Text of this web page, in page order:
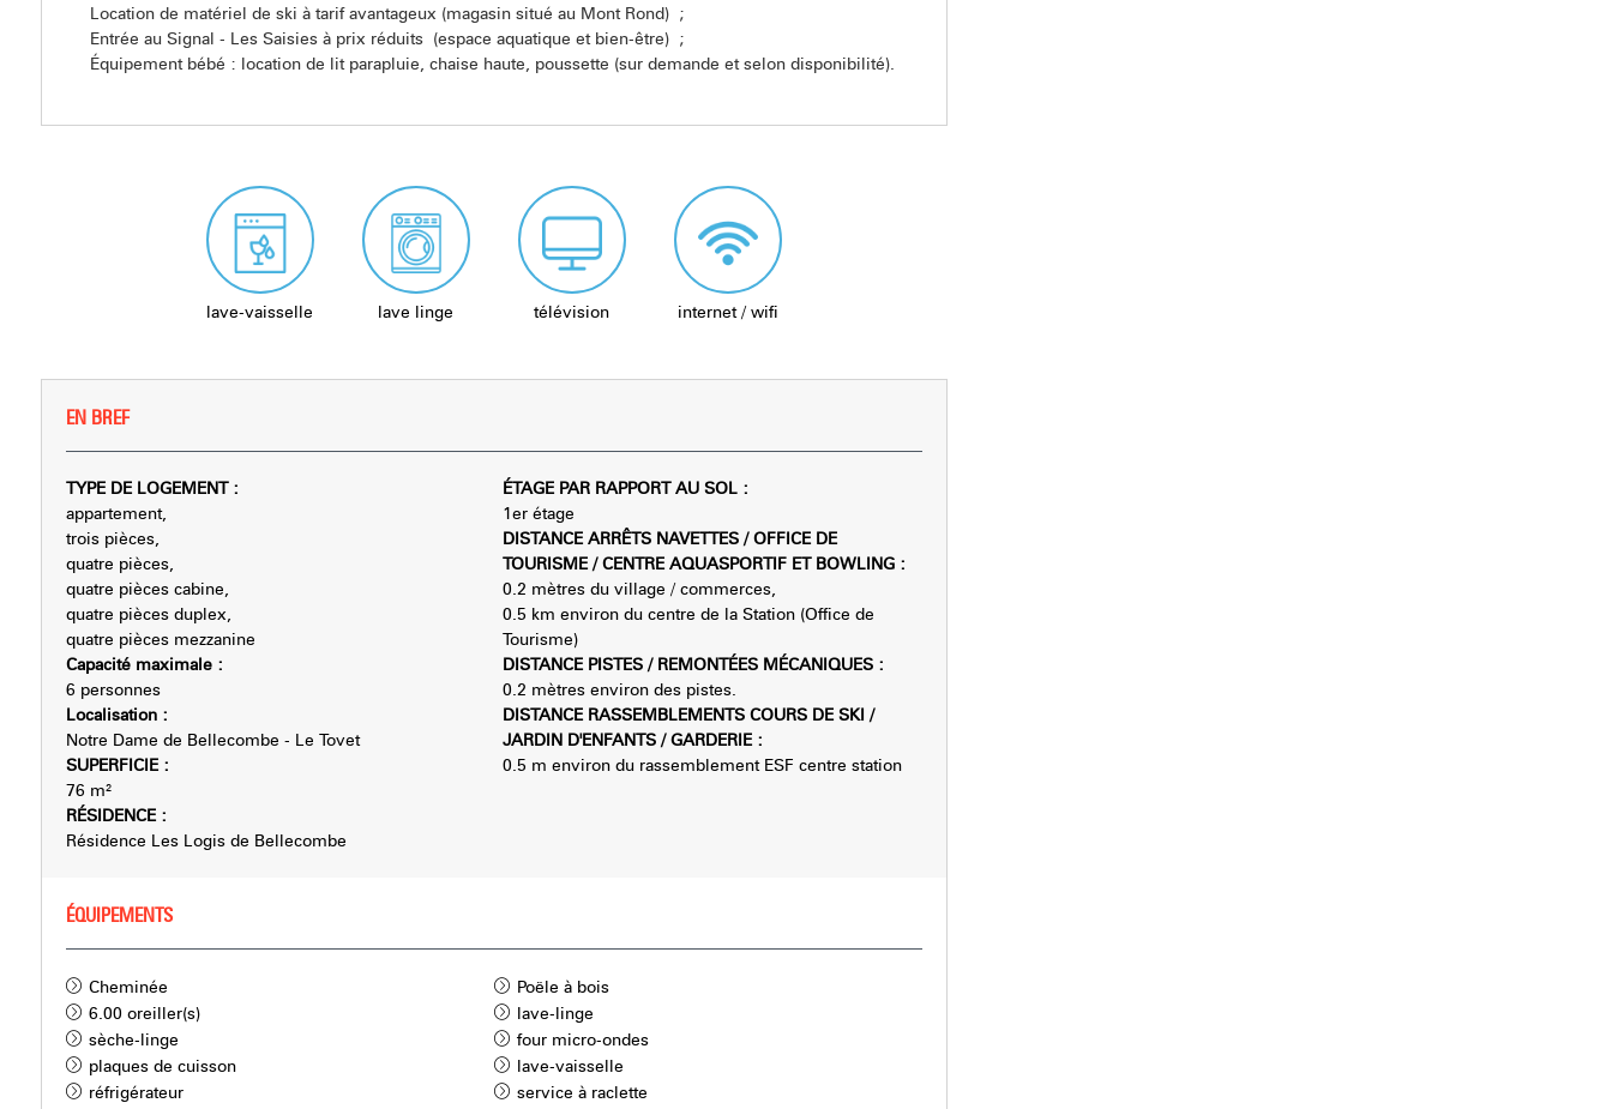
Location de matériel de ski à tarif avantageux (magasin situé au Mont Rond) ;
Entrée au Signal - Les Saisies à prix réduits (espace aquatique et bien-être) ;
Équipement bébé : location de lit parapluie, chaise haute, poussette (sur demande et selon disponibilité).
lave-vaisselle lave linge télévision internet / wifi
EN BREF
TYPE DE LOGEMENT :
appartement
trois pièces
quatre pièces
quatre pièces cabine
quatre pièces duplex
quatre pièces mezzanine
Capacité maximale :
6 personnes
Localisation :
Notre Dame de Bellecombe - Le Tovet
SUPERFICIE :
76 m²
RÉSIDENCE :
Résidence Les Logis de Bellecombe
ÉTAGE PAR RAPPORT AU SOL :
1er étage
DISTANCE ARRÊTS NAVETTES / OFFICE DE
TOURISME / CENTRE AQUASPORTIF ET BOWLING :
0.2 mètres du village / commerces
0.5 km environ du centre de la Station (Office de
Tourisme)
DISTANCE PISTES / REMONTÉES MÉCANIQUES :
0.2 mètres environ des pistes.
DISTANCE RASSEMBLEMENTS COURS DE SKI /
JARDIN D'ENFANTS / GARDERIE :
0.5 m environ du rassemblement ESF centre station
ÉQUIPEMENTS
Cheminée
Poële à bois
6.00 oreiller(s)
lave-linge
sèche-linge
four micro-ondes
plaques de cuisson
lave-vaisselle
réfrigérateur
service à raclette